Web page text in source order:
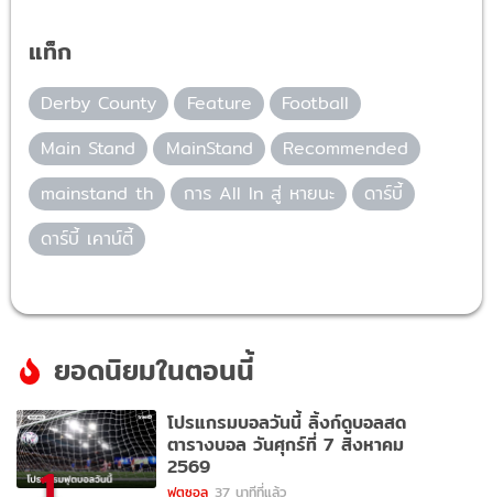
แท็ก
Derby County Feature
Football
Main Stand
MainStand
Recommended
mainstand th
การ All In สู่ หายนะ
ดาร์บี้
ดาร์บี้ เคาน์ตี้
ยอดนิยมในตอนนี้
โปรแกรมบอลวันนี้ ลิ้งก์ดูบอลสด
ตารางบอล วันศุกร์ที่ 7 สิงหาคม
2569
ฟุตซอล 37 นาทีที่แล้ว